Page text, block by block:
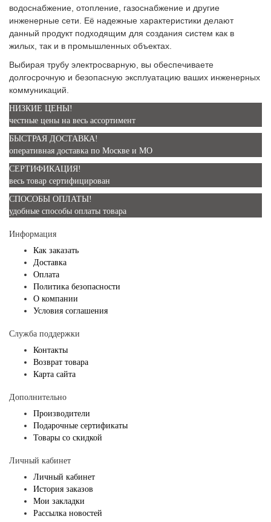
водоснабжение, отопление, газоснабжение и другие
инженерные сети. Её надежные характеристики делают
данный продукт подходящим для создания систем как в
жилых, так и в промышленных объектах.
Выбирая трубу электросварную, вы обеспечиваете
долгосрочную и безопасную эксплуатацию ваших инженерных
коммуникаций.
НИЗКИЕ ЦЕНЫ!
честные цены на весь ассортимент
БЫСТРАЯ ДОСТАВКА!
оперативная доставка по Москве и МО
СЕРТИФИКАЦИЯ!
весь товар сертифицирован
СПОСОБЫ ОПЛАТЫ!
удобные способы оплаты товара
Информация
Как заказать
Доставка
Оплата
Политика безопасности
О компании
Условия соглашения
Служба поддержки
Контакты
Возврат товара
Карта сайта
Дополнительно
Производители
Подарочные сертификаты
Товары со скидкой
Личный кабинет
Личный кабинет
История заказов
Мои закладки
Рассылка новостей